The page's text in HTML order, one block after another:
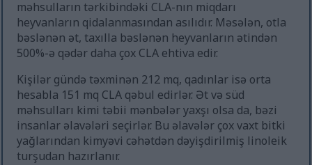
məhsulların tərkibindəki CLA-nın miqdarı
heyvanların qidalanmasından asılıdır. Məsələn, otla
bəslənən ət, taxılla bəslənən heyvanların ətindən
500%-ə qədər daha çox CLA ehtiva edir.
Kişilər gündə təxminən 212 mq, qadınlar isə orta
hesabla 151 mq CLA qəbul edirlər. Ət və süd
məhsulları kimi təbii mənbələr yaxşı olsa da, bəzi
insanlar əlavələri seçirlər. Bu əlavələr çox vaxt bitki
yağlarından kimyəvi cəhətdən dəyişdirilmiş linoleik
turşudan hazırlanır.